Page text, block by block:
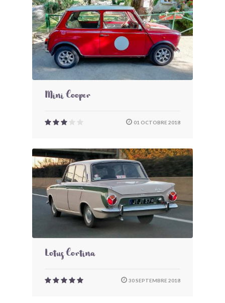
Mini Cooper
01 OCTOBRE 2018
Lotus Cortina
30 SEPTEMBRE 2018